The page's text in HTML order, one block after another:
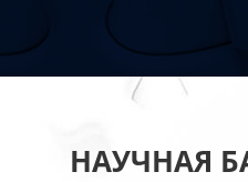
НАУЧНАЯ